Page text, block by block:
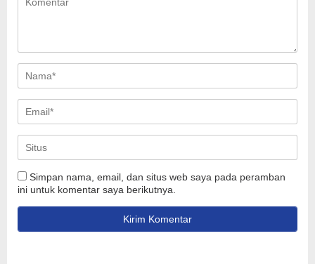
Simpan nama, email, dan situs web saya pada peramban
ini untuk komentar saya berikutnya.